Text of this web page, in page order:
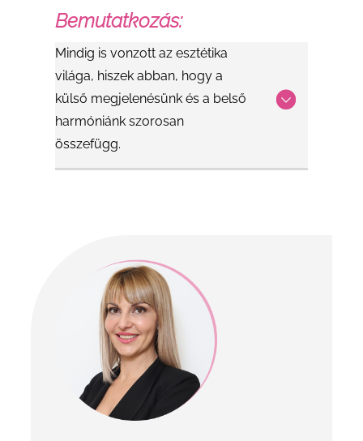
Bemutatkozás:
Mindig is vonzott az esztétika
világa, hiszek abban, hogy a
külső megjelenésünk és a belső
harmóniánk szorosan
összefügg.